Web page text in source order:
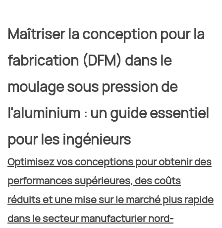
Maîtriser la conception pour la
fabrication (DFM) dans le
moulage sous pression de
l'aluminium : un guide essentiel
pour les ingénieurs
Optimisez vos conceptions pour obtenir des
performances supérieures, des coûts
réduits et une mise sur le marché plus rapide
dans le secteur manufacturier nord-